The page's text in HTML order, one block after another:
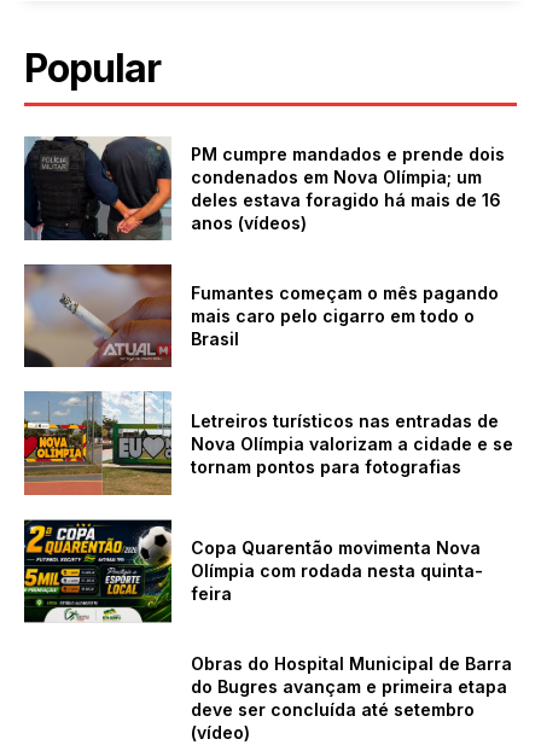
Popular
PM cumpre mandados e prende dois
condenados em Nova Olímpia; um
deles estava foragido há mais de 16
anos (vídeos)
Fumantes começam o mês pagando
mais caro pelo cigarro em todo o
Brasil
Letreiros turísticos nas entradas de
Nova Olímpia valorizam a cidade e se
tornam pontos para fotografias
Copa Quarentão movimenta Nova
Olímpia com rodada nesta quinta-
feira
Obras do Hospital Municipal de Barra
do Bugres avançam e primeira etapa
deve ser concluída até setembro
(vídeo)